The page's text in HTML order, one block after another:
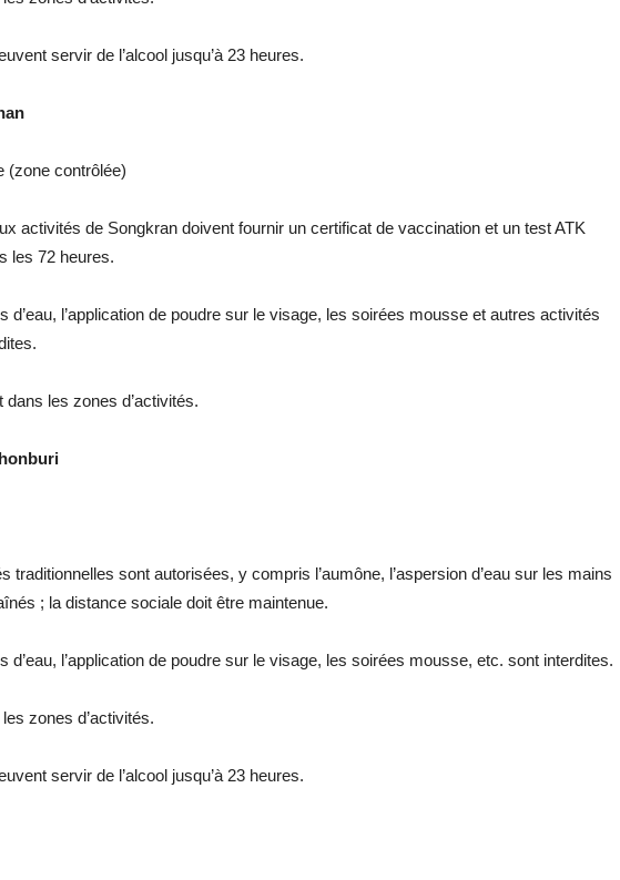
servir de l’alcool jusqu’à 23 heures.
(zone contrôlée)
activités de Songkran doivent fournir un certificat de vaccination et un test ATK
les 72 heures.
d’eau, l’application de poudre sur le visage, les soirées mousse et autres activités
dans les zones d’activités.
traditionnelles sont autorisées, y compris l’aumône, l’aspersion d’eau sur les mains
; la distance sociale doit être maintenue.
d’eau, l’application de poudre sur le visage, les soirées mousse, etc. sont interdites.
zones d’activités.
servir de l’alcool jusqu’à 23 heures.